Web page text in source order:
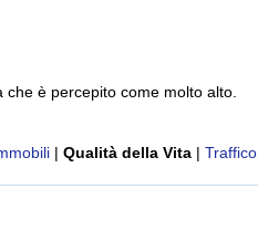
è percepito come molto alto.
| Qualità della Vita | Traffico